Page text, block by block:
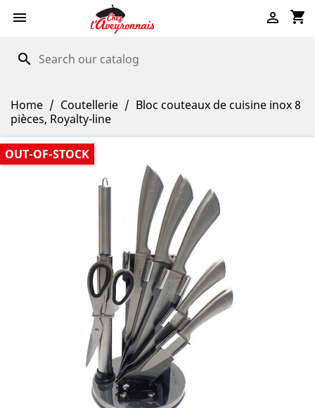
 shopping_cart

search
Home Coutellerie
Bloc couteaux de cuisine inox 8
pièces, Royalty-line
OUT-OF-STOCK